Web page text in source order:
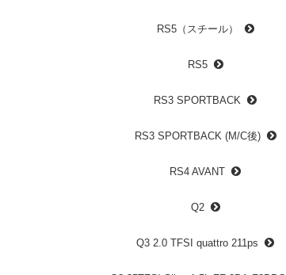
RS5（スチール）
RS5
RS3 SPORTBACK
RS3 SPORTBACK (M/C後)
RS4 AVANT
Q2
Q3 2.0 TFSI quattro 211ps